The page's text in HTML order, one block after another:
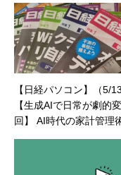
ィ
リ/
セ
ト
バ/
ど
事
●連
【日経パソコン】（5/13
【生成AIで日常が劇的
回】 AI時代の家計管理